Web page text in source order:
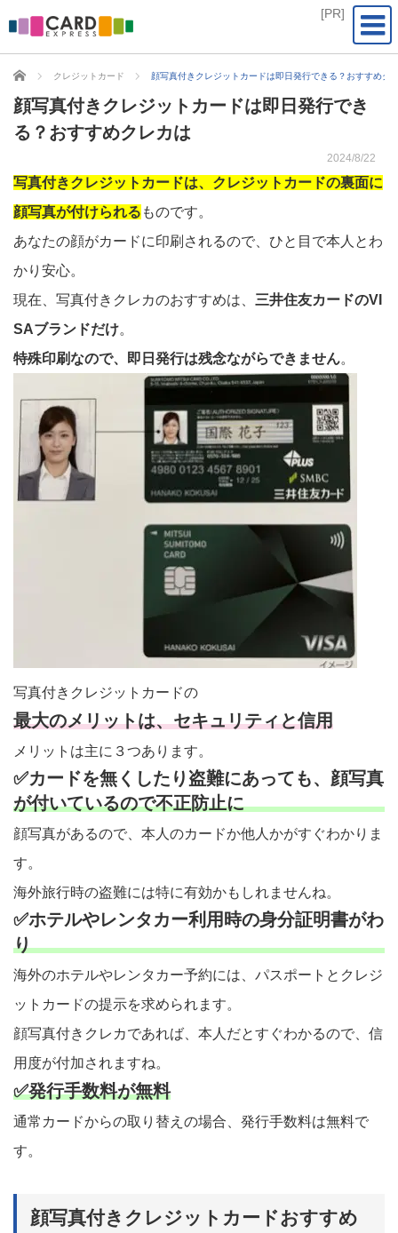
CARD EXPRESSクレジットカード 顔写真付きクレジットカードは即日発行できる？おすすめク
顔写真付きクレジットカードは即日発行でき
る？おすすめクレカは
2024/8/22
写真付きクレジットカードは、クレジットカードの裏面に
顔写真が付けられる ものです。
あなたの顔がカードに印刷されるので、ひと目で本人とわ
かり安心。
現在、写真付きクレカのおすすめは、 三井住友カードのVI
SAブランドだけ。
特殊印刷なので、即日発行は残念ながらできません。
写真付きクレジットカードの
最大のメリットは、セキュリティと信用
メリットは主に３つあります。
✅カードを無くしたり盗難にあっても、顔写真
が付いているので不正防止に
顔写真があるので、本人のカードか他人かがすぐわかりま
す。
海外旅行時の盗難には特に有効かもしれませんね。
✅ホテルやレンタカー利用時の身分証明書がわ
り
海外のホテルやレンタカー予約には、パスポートとクレジ
ットカードの提示を求められます。
顔写真付きクレカであれば、本人だとすぐわかるので、信
用度が付加されますね。
✅発行手数料が無料
通常カードからの取り替えの場合、発行手数料は無料で
す。
顔写真付きクレジットカードおすすめ